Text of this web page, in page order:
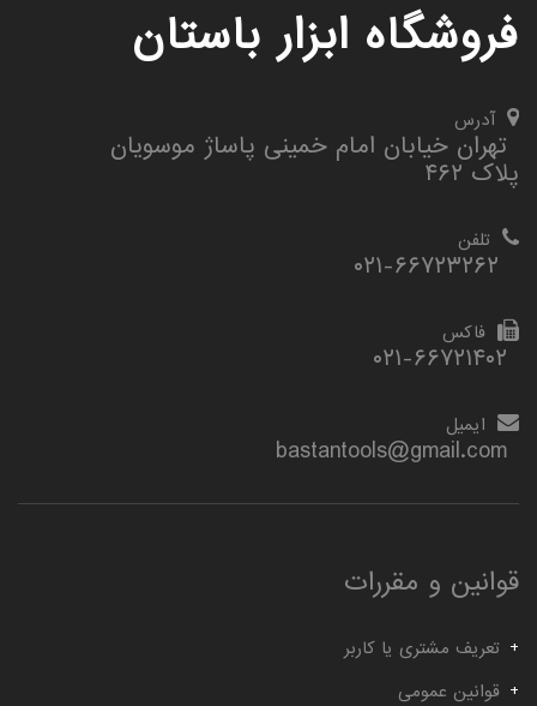
فروشگاه ابزار باستان
آدرس
تهران خیابان امام خمینی پاساژ موسویان
پلاک ۴۶۲
تلفن
فاکس
۰۲۱-۶۶۷۲۱۴۰۲
ایمیل
bastantools@gmail.com
قوانین و مقررات
تعریف مشتری یا کاربر
قوانین عمومی